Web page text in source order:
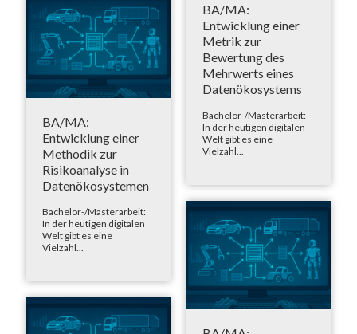
BA/MA:
Entwicklung einer
Metrik zur
Bewertung des
Mehrwerts eines
Datenökosystems
Bachelor-/Masterarbeit:
In der heutigen digitalen
Welt gibt es eine
Vielzahl...
BA/MA:
Entwicklung einer
Methodik zur
Risikoanalyse in
Datenökosystemen
Bachelor-/Masterarbeit:
In der heutigen digitalen
Welt gibt es eine
Vielzahl...